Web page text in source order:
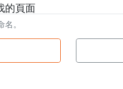
的頁面
。